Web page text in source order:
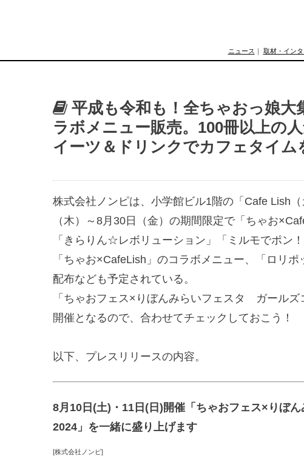
ニュース ｜ 取材・イン
平成も令和も！全ちゃおっ娘大
ラボメニュー販売。100冊以上の
イーツ＆ドリンクでカフェタイム
株式会社ノンピは、小学館ビル1階の「Cafe Lish
（木）～8月30日（金）の期間限定で「ちゃお
「きらりん☆レボリューション」「ミルモでポン
「ちゃお×CafeLish」のコラボメニュー、「ロリ
配布なども予定されている。
「ちゃおフェス×りぼんみらいフェスタ ガール
開催となるので、合わせてチェックしておこう！
以下、プレスリリースの内容。
8月10日(土)・11日(日)開催「ちゃおフェス×りぼ
2024」を一緒に盛り上げます
[株式会社ノンピ]